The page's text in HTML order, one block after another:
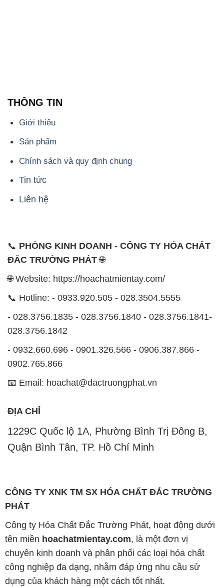
THÔNG TIN
Giới thiệu
Sản phẩm
Chính sách và quy định chung
Tin tức
Liên hệ
📞 PHÒNG KINH DOANH - CÔNG TY HÓA CHẤT
ĐẮC TRƯỜNG PHÁT🌐
🌐 Website: https://hoachatmientay.com/
📞 Hotline: - 0933.920.505 - 028.3504.5555
- 028.3756.1835 - 028.3756.1840 - 028.3756.1841-
028.3756.1842
- 0932.660.696 - 0901.326.566 - 0906.387.866 -
0902.765.866
📧 Email: hoachat@dactruongphat.vn
ĐỊA CHỈ
1229C Quốc lộ 1A, Phường Bình Trị Đông B,
Quận Bình Tân, TP. Hồ Chí Minh
CÔNG TY XNK TM SX HÓA CHẤT ĐẮC TRƯỜNG
PHÁT
Công ty Hóa Chất Đắc Trường Phát, hoạt động dưới
tên miền hoachatmientay.com, là một đơn vị
chuyên kinh doanh và phân phối các loại hóa chất
công nghiệp đa dạng, nhằm đáp ứng nhu cầu sử
dụng của khách hàng một cách tốt nhất.